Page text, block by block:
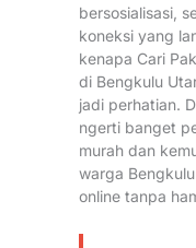
bersosialisasi,
koneksi yang
kenapa Cari
di Bengkulu
jadi perhatian.
ngerti banget
murah dan
warga
online tanpa